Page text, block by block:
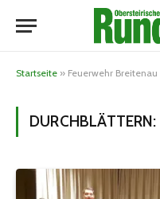
Startseite » Feuerwehr Breitenau
DURCHBLÄTTERN: